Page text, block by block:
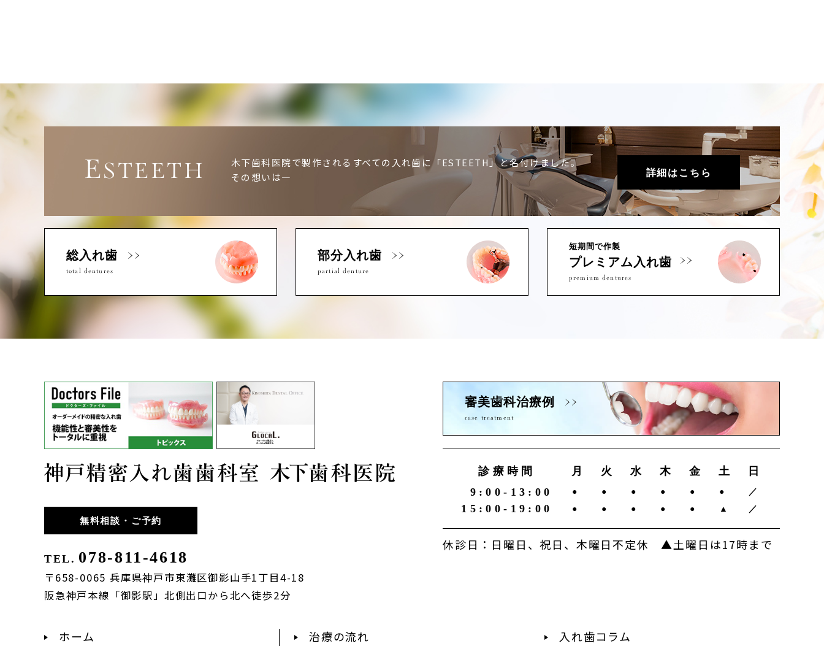
ESTEETH
木下歯科医院で製作されるすべての入れ歯に「ESTEETH」と名付けました。
その想いは―
詳細はこちら
総入れ歯
total dentures
部分入れ歯
partial denture
短期間で作製
プレミアム入れ歯
premium dentures
無料相談・ご予約
TEL. 078-811-4618
〒658-0065 兵庫県神戸市東灘区御影山手1丁目4-18
阪急神戸本線「御影駅」北側出口から北へ徒歩2分
審美歯科治療例
case treatment
診療時間 月 火 水 木 金 土
日
9:00-13:00
● ● ● ● ● ● ／
15:00-19:00 ● ● ● ● ● ▲ ／
休診日：日曜日、祝日、木曜日不定休 ▲土曜日は17時まで
ホーム
治療の流れ
入れ歯コラム